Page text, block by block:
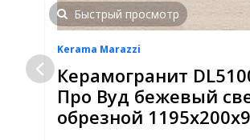
Быстрый просмотр
Kerama Marazzi
Керамогранит
Про Вуд бежевый
обрезной 1195х200х9